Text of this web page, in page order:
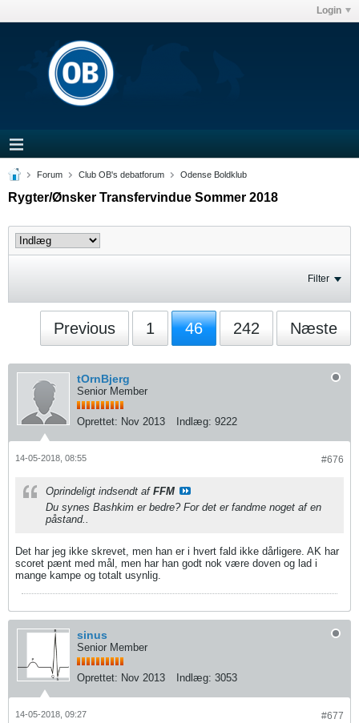
Login
Forum Club OB's debatforum Odense Boldklub
Rygter/Ønsker Transfervindue Sommer 2018
Filter
Previous 1 46 242 Næste
tOrnBjerg
Senior Member
Oprettet: Nov 2013 Indlæg: 9222
#676
14-05-2018, 08:55
Oprindeligt indsendt af FFM
Du synes Bashkim er bedre? For det er fandme noget af en
påstand..
Det har jeg ikke skrevet, men han er i hvert fald ikke dårligere. AK har
scoret pænt med mål, men har han godt nok være doven og lad i
mange kampe og totalt usynlig.
sinus
Senior Member
Oprettet: Nov 2013 Indlæg: 3053
#677
14-05-2018, 09:27